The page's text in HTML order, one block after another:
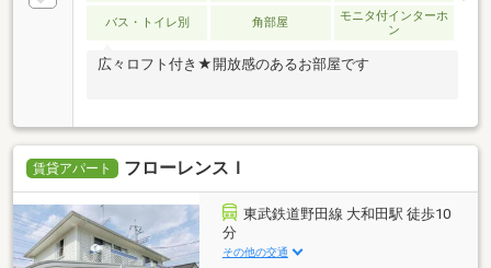
バス・トイレ別 角部屋
モニタ付インターホ
ン
広々ロフト付き★開放感のあるお部屋です
賃貸アパート フローレンスＩ
東武鉄道野田線 大和田駅 徒歩10
分
その他の交通